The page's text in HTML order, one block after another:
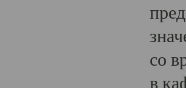
со
в